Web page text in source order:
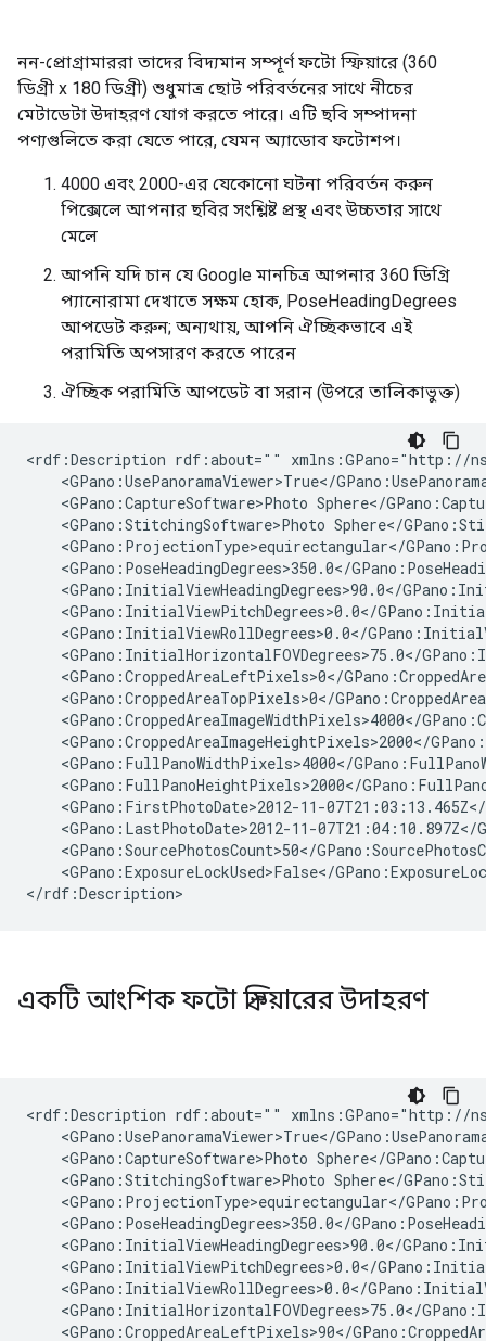
নন-প্রোগ্রামাররা তাদের বিদ্যমান সম্পূর্ণ ফটো স্ফিয়ারে (360
ডিগ্রী x 180 ডিগ্রী) শুধুমাত্র ছোট পরিবর্তনের সাথে নীচের
মেটাডেটা উদাহরণ যোগ করতে পারে। এটি ছবি সম্পাদনা
পণ্যগুলিতে করা যেতে পারে, যেমন অ্যাডোব ফটোশপ।
4000 এবং 2000-এর যেকোনো ঘটনা পরিবর্তন করুন
পিক্সেলে আপনার ছবির সংশ্লিষ্ট প্রস্থ এবং উচ্চতার সাথে
মেলে
আপনি যদি চান যে Google মানচিত্র আপনার 360 ডিগ্রি
প্যানোরামা দেখাতে সক্ষম হোক, PoseHeadingDegrees
আপডেট করুন; অন্যথায়, আপনি ঐচ্ছিকভাবে এই
পরামিতি অপসারণ করতে পারেন
ঐচ্ছিক পরামিতি আপডেট বা সরান (উপরে তালিকাভুক্ত)
<rdf:Description rdf:about="" xmlns:GPano="http://
<GPano:UsePanoramaViewer>True</
<GPano:CaptureSoftware>Photo Sphere</
<GPano:StitchingSoftware>Photo Sphere</
<GPano:ProjectionType>equirectangular</
<GPano:PoseHeadingDegrees>350.0</
<GPano:InitialViewHeadingDegrees>90.0</
<GPano:InitialViewPitchDegrees>0.0</
<GPano:InitialViewRollDegrees>0.0</
<GPano:InitialHorizontalFOVDegrees>75.0</
<GPano:CroppedAreaLeftPixels>0</
<GPano:CroppedAreaTopPixels>0</
<GPano:CroppedAreaImageWidthPixels>4000</
<GPano:CroppedAreaImageHeightPixels>2000</
<GPano:FullPanoWidthPixels>4000</
<GPano:FullPanoHeightPixels>2000</
<GPano:FirstPhotoDate>2012-11-
<GPano:LastPhotoDate>2012-11-
<GPano:SourcePhotosCount>50</
<GPano:ExposureLockUsed>False</
</rdf:Description>
একটি আংশিক ফটো স্ফিয়ারের উদাহরণ
<rdf:Description rdf:about="" xmlns:GPano="http://
<GPano:UsePanoramaViewer>True</
<GPano:CaptureSoftware>Photo Sphere</
<GPano:StitchingSoftware>Photo Sphere</
<GPano:ProjectionType>equirectangular</
<GPano:PoseHeadingDegrees>350.0</
<GPano:InitialViewHeadingDegrees>90.0</
<GPano:InitialViewPitchDegrees>0.0</
<GPano:InitialViewRollDegrees>0.0</
<GPano:InitialHorizontalFOVDegrees>75.0</
<GPano:CroppedAreaLeftPixels>90</